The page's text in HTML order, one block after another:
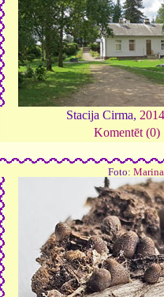
Stacija Cirma,
Komentēt (0)
Foto: